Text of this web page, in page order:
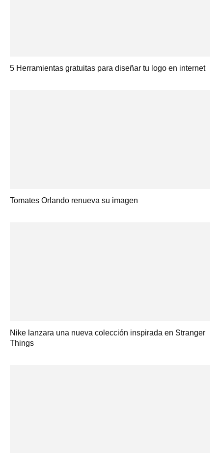
5 Herramientas gratuitas para diseñar tu logo en internet
Tomates Orlando renueva su imagen
Nike lanzara una nueva colección inspirada en Stranger
Things